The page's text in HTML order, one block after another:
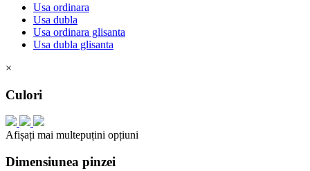
Usa ordinara
Usa dubla
Usa ordinara glisanta
Usa dubla glisanta
×
Culori
Afișați mai multepuțini opțiuni
Dimensiunea pinzei